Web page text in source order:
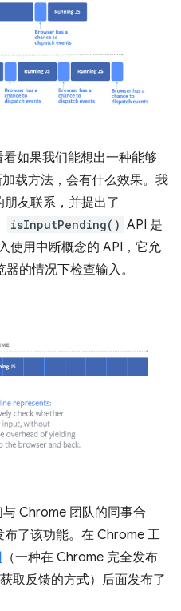
如果我们能想出一种能够
载方法，会有什么效果。我
友联系，并提出了
isInputPending() API 是
使用中断概念的 API，它允
的情况下检查输入。
Chrome 团队的同事合
了该功能。在 Chrome 工
（一种在 Chrome 完全发布
取反馈的方式）后面发布了